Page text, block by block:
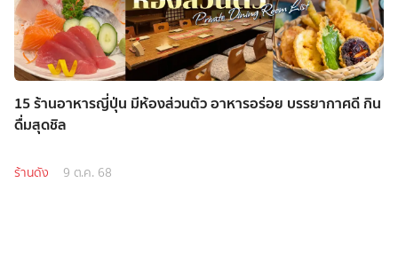
15 ร้านอาหารญี่ปุ่น มีห้องส่วนตัว อาหารอร่อย บรรยากาศดี กิน
ดื่มสุดชิล
ร้านดัง 9 ต.ค. 68